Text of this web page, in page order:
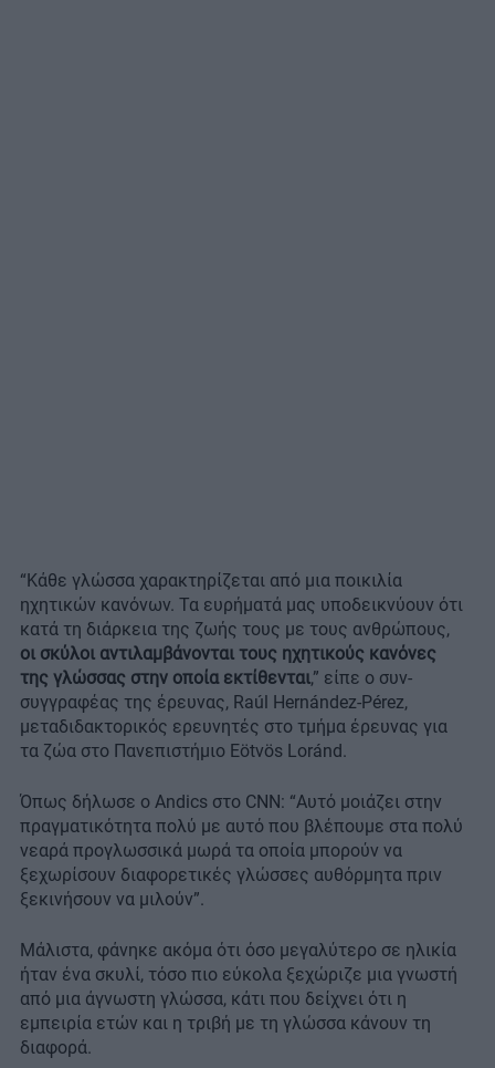
“Κάθε γλώσσα χαρακτηρίζεται από μια ποικιλία
ηχητικών κανόνων. Τα ευρήματά μας υποδεικνύουν ότι
κατά τη διάρκεια της ζωής τους με τους ανθρώπους,
οι σκύλοι αντιλαμβάνονται τους ηχητικούς κανόνες
της γλώσσας στην οποία εκτίθενται,” είπε ο συν-
συγγραφέας της έρευνας, Raúl Hernández-Pérez,
μεταδιδακτορικός ερευνητές στο τμήμα έρευνας για
τα ζώα στο Πανεπιστήμιο Eötvös Loránd.
Όπως δήλωσε ο Andics στο CNN: “Αυτό μοιάζει στην
πραγματικότητα πολύ με αυτό που βλέπουμε στα πολύ
νεαρά προγλωσσικά μωρά τα οποία μπορούν να
ξεχωρίσουν διαφορετικές γλώσσες αυθόρμητα πριν
ξεκινήσουν να μιλούν”.
Μάλιστα, φάνηκε ακόμα ότι όσο μεγαλύτερο σε ηλικία
ήταν ένα σκυλί, τόσο πιο εύκολα ξεχώριζε μια γνωστή
από μια άγνωστη γλώσσα, κάτι που δείχνει ότι η
εμπειρία ετών και η τριβή με τη γλώσσα κάνουν τη
διαφορά.